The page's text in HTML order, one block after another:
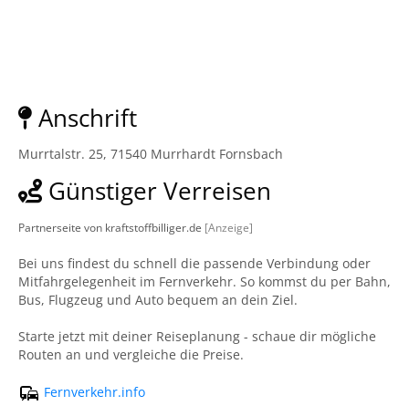
Anschrift
Murrtalstr. 25, 71540 Murrhardt Fornsbach
Günstiger Verreisen
Partnerseite von kraftstoffbilliger.de [Anzeige]
Bei uns findest du schnell die passende Verbindung oder
Mitfahrgelegenheit im Fernverkehr. So kommst du per Bahn,
Bus, Flugzeug und Auto bequem an dein Ziel.
Starte jetzt mit deiner Reiseplanung - schaue dir mögliche
Routen an und vergleiche die Preise.
Fernverkehr.info